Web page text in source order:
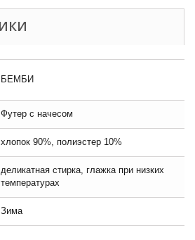
БЕМБИ
Футер с начесом
хлопок 90%, полиэстер 10%
деликатная стирка, глажка при низких
температурах
Зима